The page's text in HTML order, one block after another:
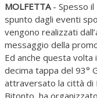
MOLFETTA- Spesso il
spunto dagli eventi
vengono realizzati
messaggio della
Ed anche questa volta
decima tappa del 93°
attraversato la città di